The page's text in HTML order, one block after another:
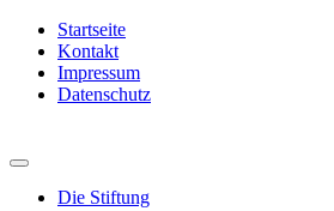
Startseite
Kontakt
Impressum
Datenschutz
Die Stiftung